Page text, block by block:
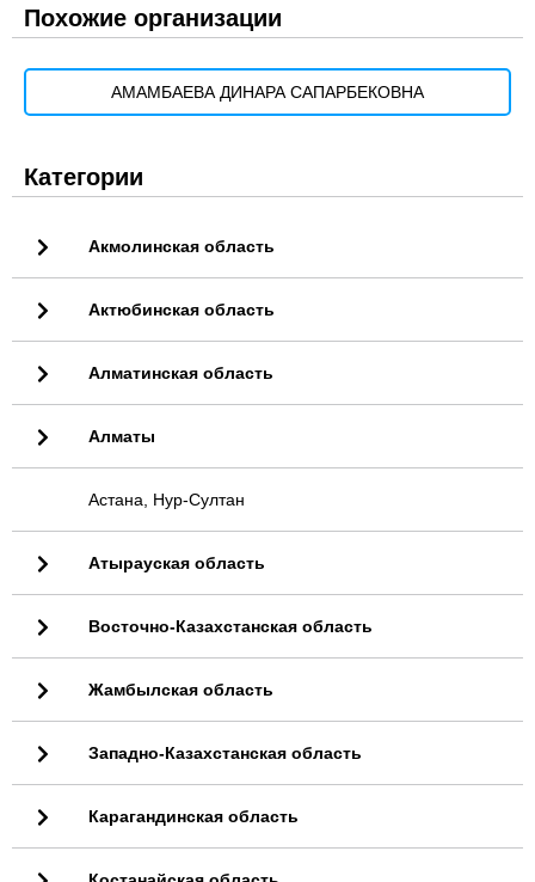
Похожие организации
АМАМБАЕВА ДИНАРА САПАРБЕКОВНА
Категории
Акмолинская область
Актюбинская область
Алматинская область
Алматы
Астана, Нур-Султан
Атырауская область
Восточно-Казахстанская область
Жамбылская область
Западно-Казахстанская область
Карагандинская область